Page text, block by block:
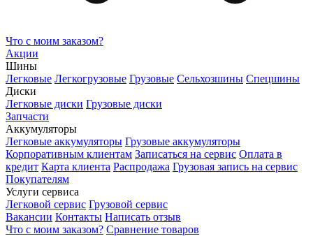
Что с моим заказом?
Акции
Шины
Легковые Легкогрузовые Грузовые Сельхозшины Спецшины
Диски
Легковые диски Грузовые диски
Запчасти
Аккумуляторы
Легковые аккумуляторы Грузовые аккумуляторы
Корпоративным клиентам Записаться на сервис Оплата в
кредит Карта клиента Распродажа Грузовая запись на сервис
Покупателям
Услуги сервиса
Легковой сервис Грузовой сервис
Вакансии Контакты Написать отзыв
Что с моим заказом? Сравнение товаров